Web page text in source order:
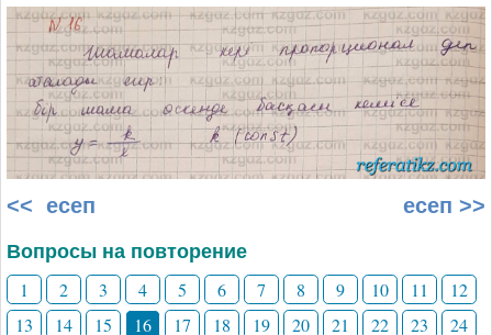
<< есеп есеп >>
Вопросы на повторение
1 2 3 4 5 6 7 8 9 10 11
12
13
14 15 16 17 18 19 20 21 22 23
24